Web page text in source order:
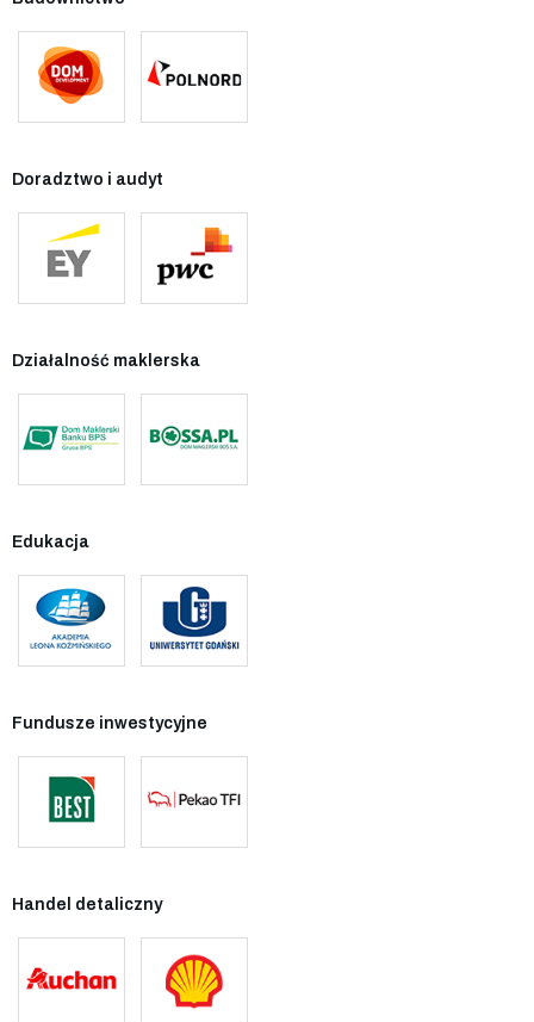
Doradztwo i audyt
Działalność maklerska
Edukacja
Fundusze inwestycyjne
Handel detaliczny